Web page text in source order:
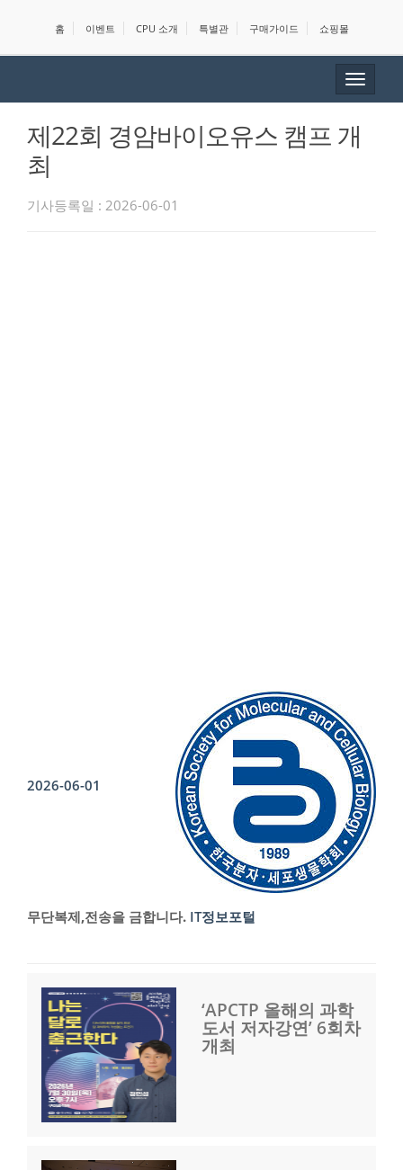
홈 이벤트 CPU 소개 특별관 구매가이드 쇼핑몰
Toggle
제22회 경암바이오유스 캠프 개
최
기사등록일 : 2026-06-01
2026-06-01
무단복제,전송을 금합니다. IT정보포털
‘APCTP 올해의 과학
도서 저자강연’ 6회차
개최